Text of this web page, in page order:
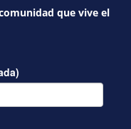
que vive el